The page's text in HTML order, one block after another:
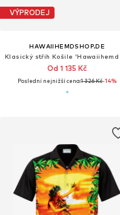
VÝPRODEJ
HAWAIIHEMDSHOP.DE
Od 1 135 Kč
Poslední nejnižší cena:1 326 Kč-14%